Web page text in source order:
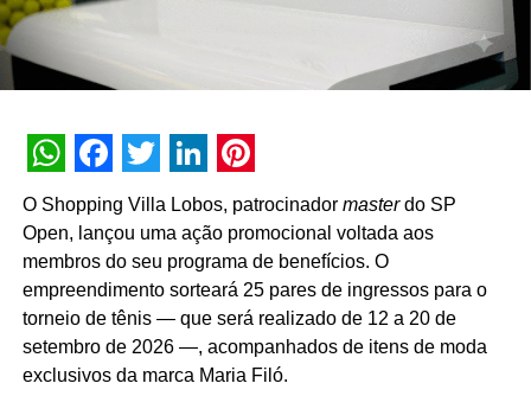
marca em todo o território nacional. Para concorrer aos
comprovantes fiscais pelo site oficial ou via WhatsApp.
distribuição de R$ 10 mil toda semana e o sorteio final de
fosse muito mais do que um incentivo de compra. Ela
precisava reforçar os atributos da marca, gerar conversa e
manter o Café Evolutto presente na rotina das pessoas. A
combinação entre mecânica simples, premiações
atrativas, comunicação integrada e a chegada do Edu
Guedes nos permite manter a marca presente na rotina
do consumidor durante todo o período da campanha”,
WhatsApp
Facebook
Twitter
LinkedIn
Pinterest
O Shopping Villa Lobos, patrocinador masterdo SP
Open, lançou uma ação promocional voltada aos
membros do seu programa de benefícios. O
empreendimento sorteará 25 pares de ingressos para o
torneio de tênis — que será realizado de 12 a 20 de
setembro de 2026 —, acompanhados de itens de moda
exclusivos da marca Maria Filó.